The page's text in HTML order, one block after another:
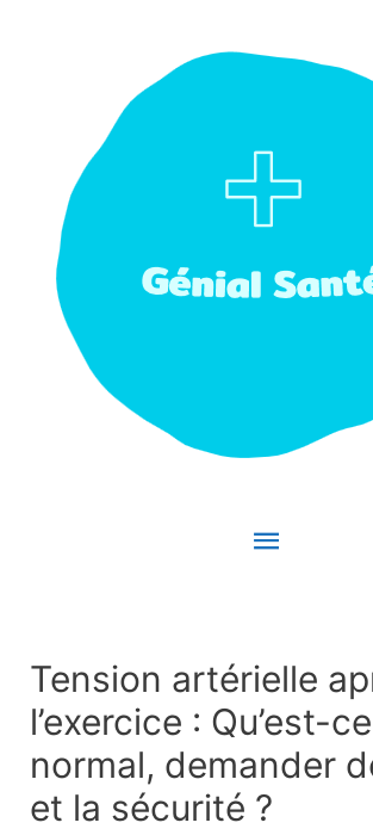
Menu
Tension artérielle
l’exercice : Qu’est-
normal, demander
et la sécurité ?